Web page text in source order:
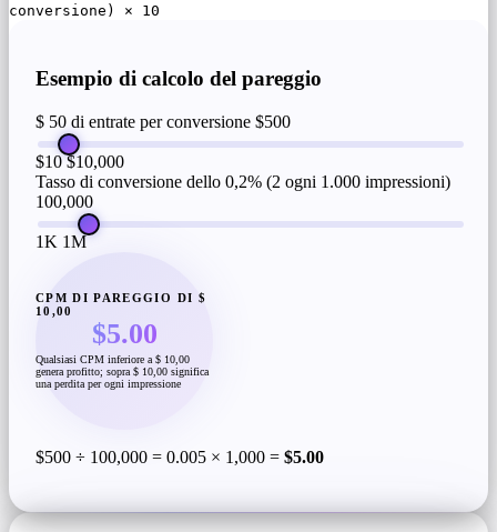
conversione) × 10
Esempio di calcolo del pareggio
$ 50 di entrate per conversione $500
$10 $10,000
Tasso di conversione dello 0,2% (2 ogni 1.000 impressioni)
100,000
1K 1M
CPM DI PAREGGIO DI $
10,00
$5.00
Qualsiasi CPM inferiore a $ 10,00
genera profitto; sopra $ 10,00 significa
una perdita per ogni impressione
$500 ÷ 100,000 = 0.005 × 1,000 = $5.00